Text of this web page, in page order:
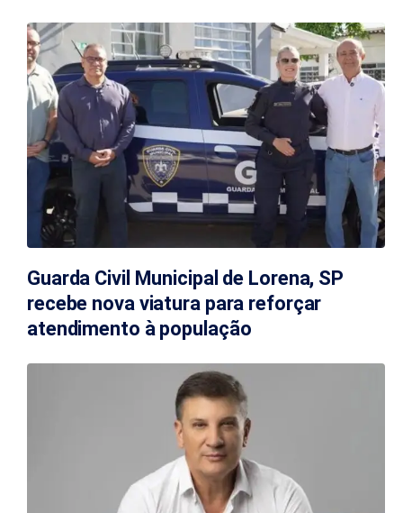
Guarda Civil Municipal de Lorena, SP
recebe nova viatura para reforçar
atendimento à população